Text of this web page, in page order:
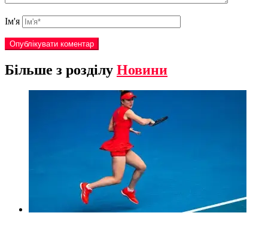
Ім'я
Більше з розділу Новини